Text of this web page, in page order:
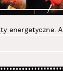
energetyczne.